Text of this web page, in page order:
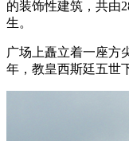
的装饰性建筑，共由
生。
广场上矗立着一座方
年，教皇西斯廷五世